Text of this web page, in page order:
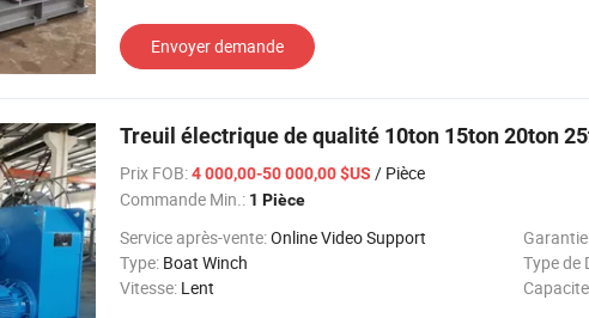
Envoyer demande
Treuil électrique de qualité 10ton 15ton 20ton
Prix FOB:4 000,00-50 000,00 $US / Pièce
Commande Min.: 1 Pièce
Service après-vente:Online Video Support
Type: Boat Winch Type de
Vitesse: Lent